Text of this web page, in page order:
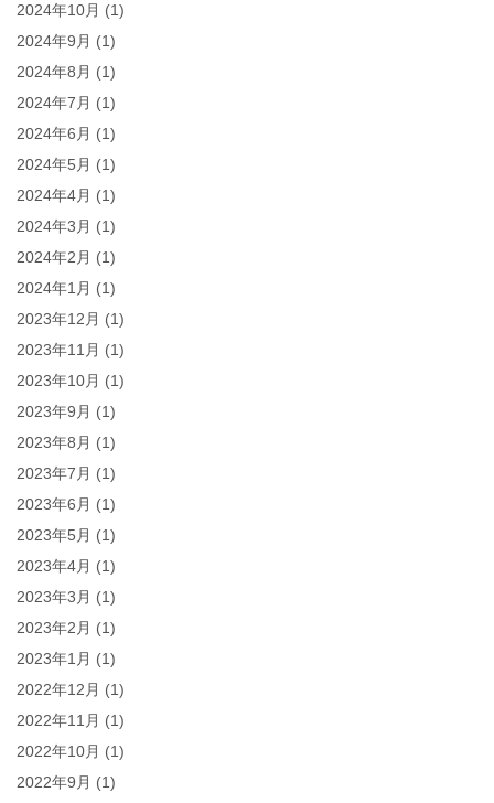
2024年10月 (1)
2024年9月 (1)
2024年8月 (1)
2024年7月 (1)
2024年6月 (1)
2024年5月 (1)
2024年4月 (1)
2024年3月 (1)
2024年2月 (1)
2024年1月 (1)
2023年12月 (1)
2023年11月 (1)
2023年10月 (1)
2023年9月 (1)
2023年8月 (1)
2023年7月 (1)
2023年6月 (1)
2023年5月 (1)
2023年4月 (1)
2023年3月 (1)
2023年2月 (1)
2023年1月 (1)
2022年12月 (1)
2022年11月 (1)
2022年10月 (1)
2022年9月 (1)